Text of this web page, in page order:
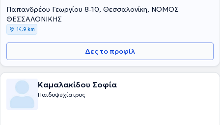
Παπανδρέου Γεωργίου 8-10, Θεσσαλονίκη, ΝΟΜΟΣ
ΘΕΣΣΑΛΟΝΙΚΗΣ
14,9 km
Δες το προφίλ
Καμαλακίδου Σοφία
Παιδοψυχίατρος